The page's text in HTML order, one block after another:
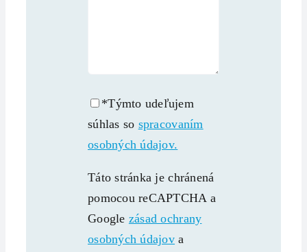
*Týmto udeľujem
súhlas so spracovaním
osobných údajov.
Táto stránka je chránená
pomocou reCAPTCHA a
Google zásad ochrany
osobných údajov a